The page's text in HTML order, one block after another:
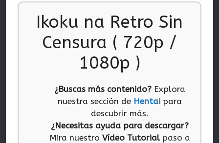
Ikoku na Retro Sin
Censura ( 720p /
1080p )
¿Buscas más contenido? Explora
nuestra sección de Hentai para
descubrir más.
¿Necesitas ayuda para descargar?
Mira nuestroVídeo Tutorial paso a